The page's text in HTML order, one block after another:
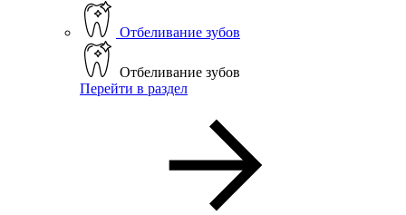
Отбеливание зубов
Отбеливание зубов
Перейти в раздел